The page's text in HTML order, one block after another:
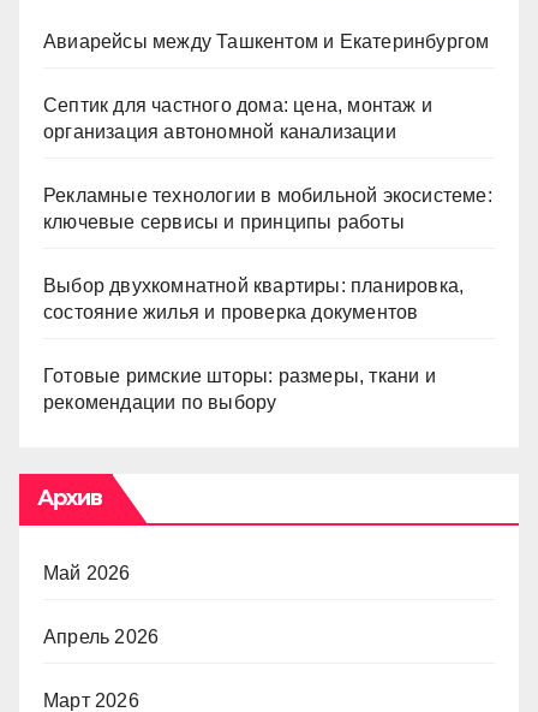
Авиарейсы между Ташкентом и Екатеринбургом
Септик для частного дома: цена, монтаж и
организация автономной канализации
Рекламные технологии в мобильной экосистеме:
ключевые сервисы и принципы работы
Выбор двухкомнатной квартиры: планировка,
состояние жилья и проверка документов
Готовые римские шторы: размеры, ткани и
рекомендации по выбору
Архив
Май 2026
Апрель 2026
Март 2026